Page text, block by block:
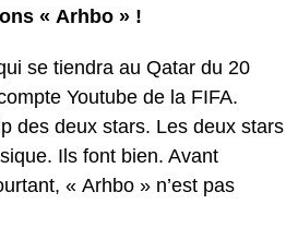
« Arhbo » !
se tiendra au Qatar du 20
Youtube de la FIFA.
des deux stars. Les deux stars
Ils font bien. Avant
« Arhbo » n’est pas